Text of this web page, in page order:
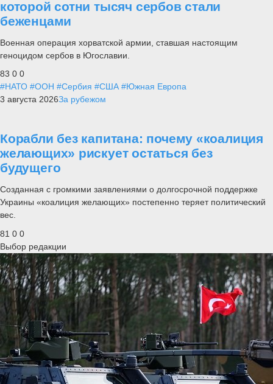
которой сотни тысяч сербов стали
беженцами
Военная операция хорватской армии, ставшая настоящим
геноцидом сербов в Югославии.
83 0 0
#НАТО #ООН #Сербия #США #Южная Европа
3 августа 2026За рубежом
Корабли без капитана: почему «коалиция
желающих» рискует остаться без
будущего
Созданная с громкими заявлениями о долгосрочной поддержке
Украины «коалиция желающих» постепенно теряет политический
вес.
81 0 0
Выбор редакции